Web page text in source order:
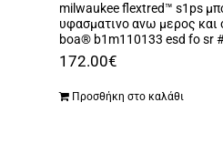
του
προϊόντος
milwaukee flextred™ s1ps
υφασματινο ανω μερος
boa® b1m110133 esd fo sr
172.00€
Προσθήκη στο καλάθι